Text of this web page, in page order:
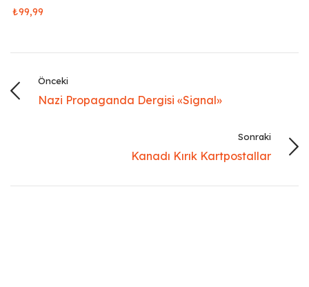
₺99,99
Önceki
Nazi Propaganda Dergisi «Signal»
Sonraki
Kanadı Kırık Kartpostallar